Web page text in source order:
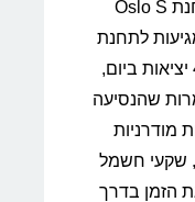
ל-7 שעות. הרכבות יוצאות מתחנת Oslo S
לתחנת
Trondheim S. קיימות כ-3 עד 4 יציאות ביום,
שהנסיעה
מודרניות
שקעי חשמל
הזמן בדרך